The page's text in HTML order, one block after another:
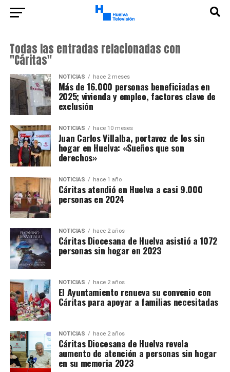
Todas las entradas relacionadas con
"Cáritas"
NOTICIAS hace 2 meses
Más de 16.000 personas beneficiadas en
2025; vivienda y empleo, factores clave de
exclusión
NOTICIAS hace 10 meses
Juan Carlos Villalba, portavoz de los sin
hogar en Huelva: «Sueños que son
derechos»
NOTICIAS hace 1 año
Cáritas atendió en Huelva a casi 9.000
personas en 2024
NOTICIAS hace 2 años
Cáritas Diocesana de Huelva asistió a 1072
personas sin hogar en 2023
NOTICIAS hace 2 años
El Ayuntamiento renueva su convenio con
Cáritas para apoyar a familias necesitadas
NOTICIAS hace 2 años
Cáritas Diocesana de Huelva revela
aumento de atención a personas sin hogar
en su memoria 2023